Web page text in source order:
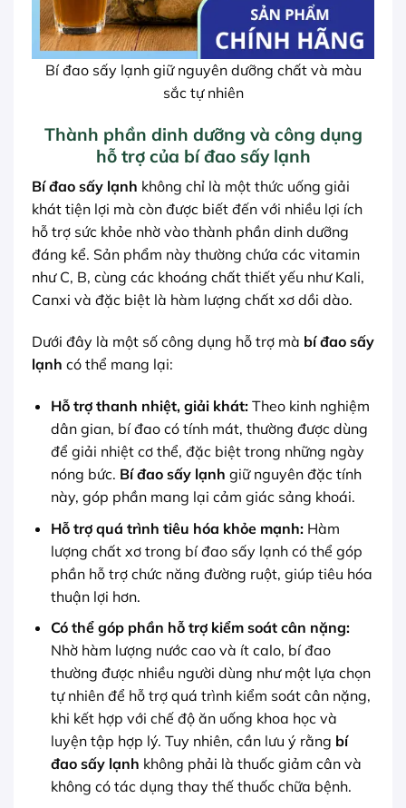
Bí đao sấy lạnh giữ nguyên dưỡng chất và màu
sắc tự nhiên
Thành phần dinh dưỡng và công dụng
hỗ trợ của bí đao sấy lạnh
Bí đao sấy lạnh không chỉ là một thức uống giải
khát tiện lợi mà còn được biết đến với nhiều lợi ích
hỗ trợ sức khỏe nhờ vào thành phần dinh dưỡng
đáng kể. Sản phẩm này thường chứa các vitamin
như C, B, cùng các khoáng chất thiết yếu như Kali,
Canxi và đặc biệt là hàm lượng chất xơ dồi dào.
Dưới đây là một số công dụng hỗ trợ mà bí đao sấy
lạnh có thể mang lại:
Hỗ trợ thanh nhiệt, giải khát:Theo kinh nghiệm
dân gian, bí đao có tính mát, thường được dùng
để giải nhiệt cơ thể, đặc biệt trong những ngày
nóng bức. Bí đao sấy lạnh giữ nguyên đặc tính
này, góp phần mang lại cảm giác sảng khoái.
Hỗ trợ quá trình tiêu hóa khỏe mạnh:Hàm
lượng chất xơ trong bí đao sấy lạnh có thể góp
phần hỗ trợ chức năng đường ruột, giúp tiêu hóa
thuận lợi hơn.
Có thể góp phần hỗ trợ kiểm soát cân nặng:
Nhờ hàm lượng nước cao và ít calo, bí đao
thường được nhiều người dùng như một lựa chọn
tự nhiên để hỗ trợ quá trình kiểm soát cân nặng,
khi kết hợp với chế độ ăn uống khoa học và
luyện tập hợp lý. Tuy nhiên, cần lưu ý rằng bí
đao sấy lạnh không phải là thuốc giảm cân và
không có tác dụng thay thế thuốc chữa bệnh.